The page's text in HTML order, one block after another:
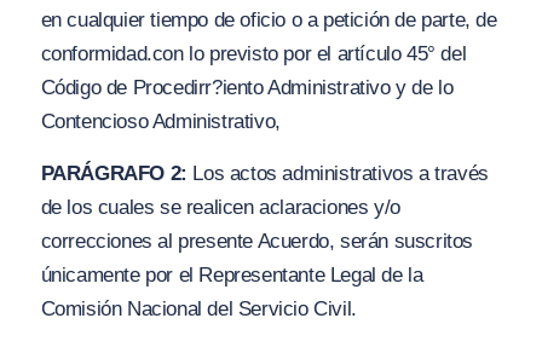
en cualquier tiempo de oficio o a petición de parte, de
conformidad.con lo previsto por el artículo 45° del
Código de Procedirr?iento Administrativo y de lo
Contencioso Administrativo,
PARÁGRAFO 2: Los actos administrativos a través
de los cuales se realicen aclaraciones y/o
correcciones al presente Acuerdo, serán suscritos
únicamente por el Representante Legal de la
Comisión Nacional del Servicio Civil.